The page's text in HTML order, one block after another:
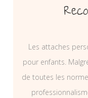
Les attaches
pour enfants.
de toutes les